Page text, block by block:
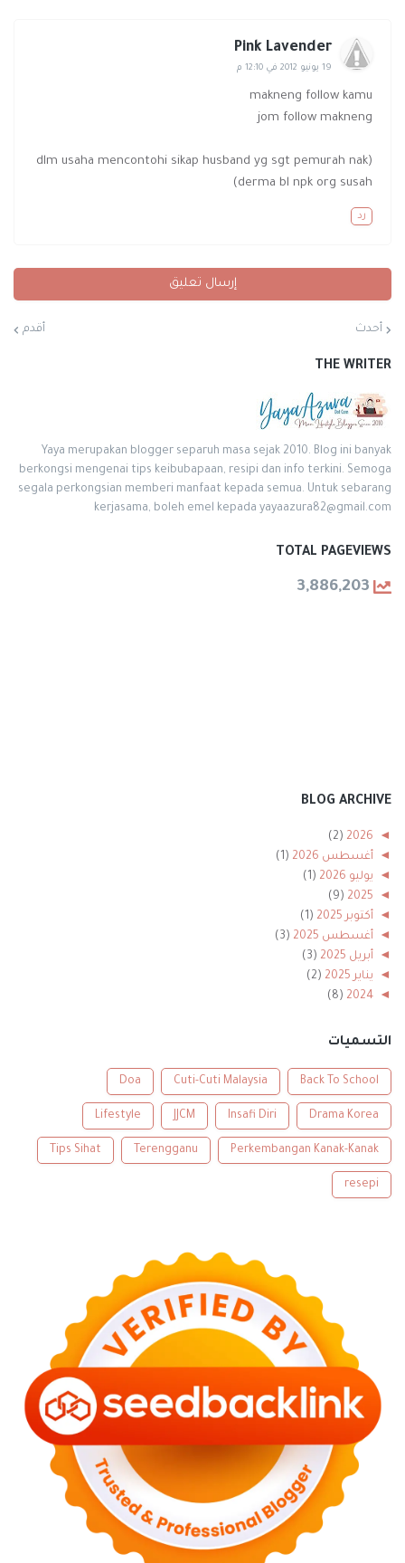
Pink Lavender
19 يونيو 2012 في 12:10 م
makneng follow kamu
jom follow makneng
(dlm usaha mencontohi sikap husband yg sgt pemurah nak
derma bl npk org susah)
رد
إرسال تعليق
أحدث أقدم
THE WRITER
Yaya merupakan blogger separuh masa sejak 2010. Blog ini banyak
berkongsi mengenai tips keibubapaan, resipi dan info terkini. Semoga
segala perkongsian memberi manfaat kepada semua. Untuk sebarang
kerjasama, boleh emel kepada yayaazura82@gmail.com
TOTAL PAGEVIEWS
3,886,203
BLOG ARCHIVE
◄
2026
(2)
◄ أغسطس 2026
(1)
◄ يوليو 2026
(1)
◄
2025
(9)
◄ أكتوبر 2025
(1)
◄ أغسطس 2025
(3)
◄ أبريل 2025
(3)
◄ يناير 2025
(2)
◄
2024
(8)
◄ نوفمبر 2024
◄أغسطس 2024
◄أبريل 2024
(1)
◄يناير 2024
(2)
◄
2023
(56)
◄ديسمبر 2023
(2)
◄أكتوبر 2023
◄سبتمبر 2023
(6)
(13)
2022
(43)
ديسمبر 2022
◄
سبتمبر 2022
(4)
◄
أغسطس 2022
(11)
يوليو 2022
يونيو 2022
أبريل 2022
(4)
مارس 2022
(2)
(2)
التسميات
Back To School
Cuti-Cuti Malaysia
Doa
Drama Korea
Insafi Diri
JJCM
Lifestyle
Perkembangan Kanak-Kanak
Terengganu
Tips Sihat
resepi